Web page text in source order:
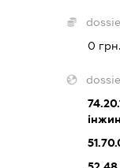
0 грн.